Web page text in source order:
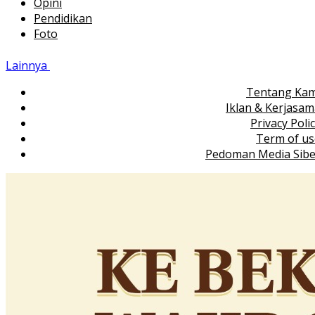
Pendidikan
Foto
Lainnya
Tentang
Iklan &
Privacy
Term of
Pedoman Media